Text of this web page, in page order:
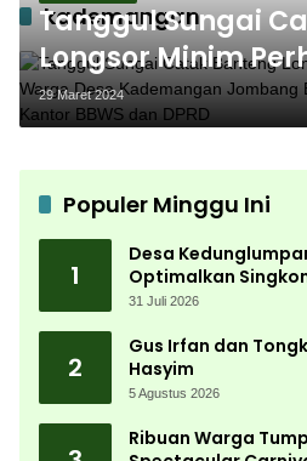
kademangan
Tanggul Sungai
Longsor Minim
Desa
Bareng FRMJ
BBWS dan DPRD
29 Maret 2024
Populer Minggu Ini
1
Desa
Optimalkan
Diajari Produksi
31 Juli 2026
2
Gus Irfan dan
Hasyim
5 Agustus 2026
Ribuan Warga